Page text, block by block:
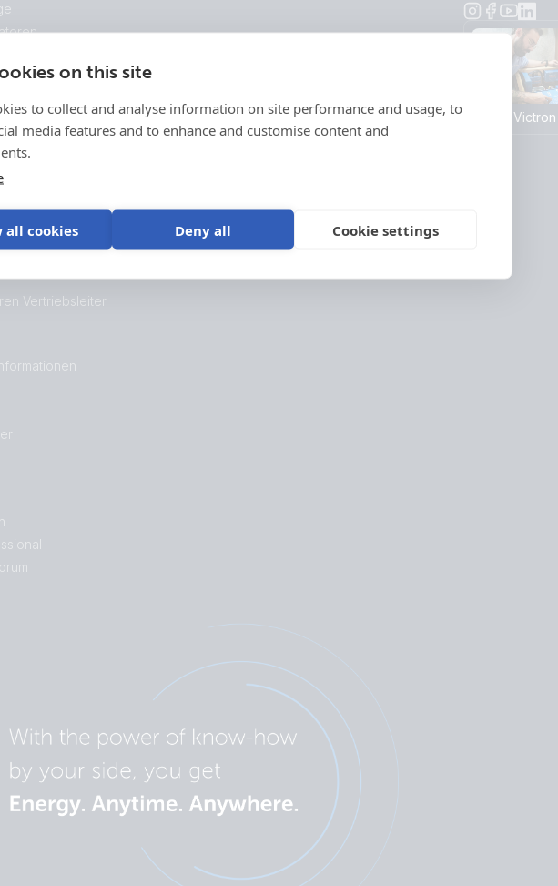
on this site
to collect and analyse information on site performance and usage, to
media features and to enhance and customise content and
all cookies Deny all Cookie settings
Vertriebsleiter
This is Victron